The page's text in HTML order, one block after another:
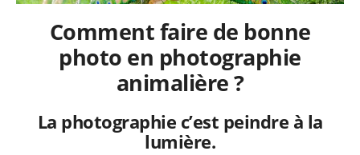
Comment faire de bonne
photo en photographie
animalière ?
La photographie c’est peindre à la
lumière.